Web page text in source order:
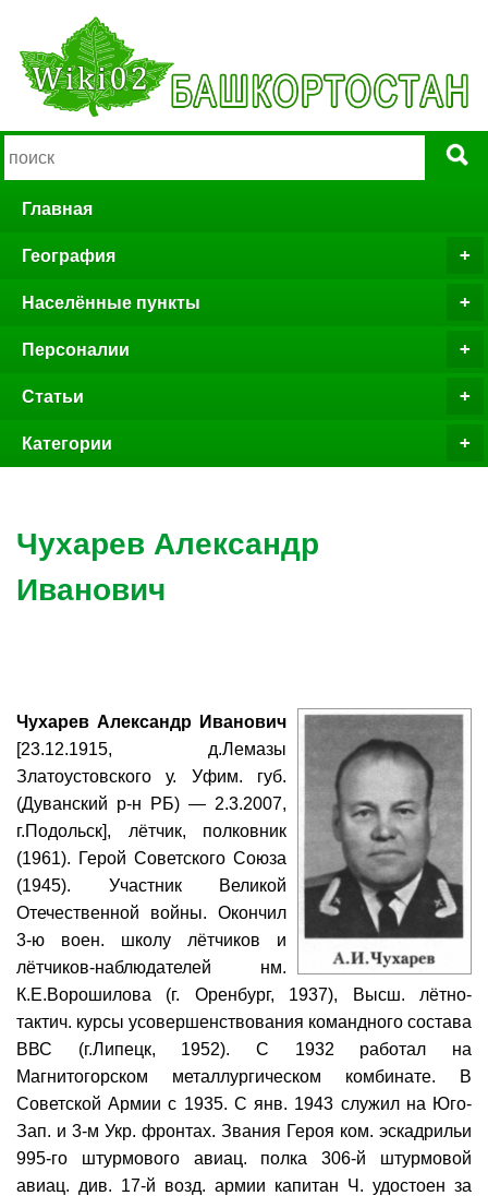
Главная
География
Населённые пункты
Персоналии
Статьи
Категории
Чухарев Александр
Иванович
Чухарев Александр Иванович
[23.12.1915, д.Лемазы
Златоустовского у. Уфим. губ.
(Дуванский р-н РБ) — 2.3.2007,
г.Подольск], лётчик, полковник
(1961). Герой Советского Союза
(1945). Участник Великой
Отечественной войны. Окончил
3-ю воен. школу лётчиков и
лётчиков-наблюдателей нм.
К.Е.Ворошилова (г. Оренбург, 1937), Высш. лётно-
тактич. курсы усовершенствования командного состава
ВВС (г.Липецк, 1952). С 1932 работал на
Магнитогорском металлургическом комбинате. В
Советской Армии с 1935. С янв. 1943 служил на Юго-
Зап. и 3-м Укр. фронтах. Звания Героя ком. эскадрильи
995-го штурмового авиац. полка 306-й штурмовой
авиац. див. 17-й возд. армии капитан Ч. удостоен за